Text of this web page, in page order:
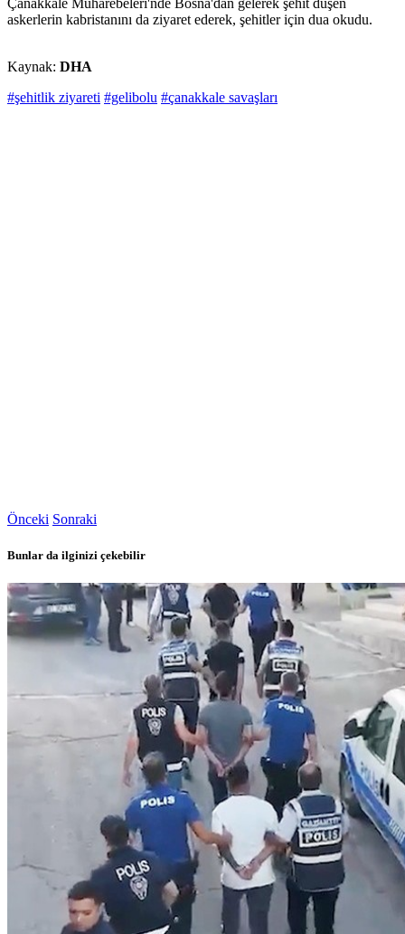
Çanakkale Muharebeleri'nde Bosna'dan gelerek şehit düşen
askerlerin kabristanını da ziyaret ederek, şehitler için dua okudu.
Kaynak: DHA
#şehitlik ziyareti #gelibolu #çanakkale savaşları
Önceki Sonraki
Bunlar da ilginizi çekebilir